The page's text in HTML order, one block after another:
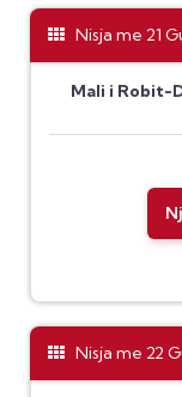
Nisja me 21
Mali i
Nisja me 22